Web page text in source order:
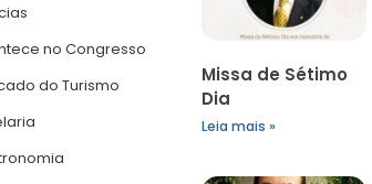
no Congresso
do Turismo
Missa de Sétimo
Dia
Leia mais »